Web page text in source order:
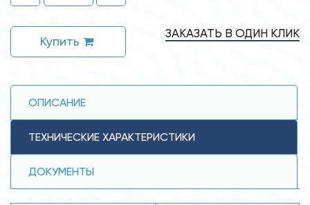
Купить
ЗАКАЗАТЬ В ОДИН КЛИК
ОПИСАНИЕ
ТЕХНИЧЕСКИЕ ХАРАКТЕРИСТИКИ
ДОКУМЕНТЫ